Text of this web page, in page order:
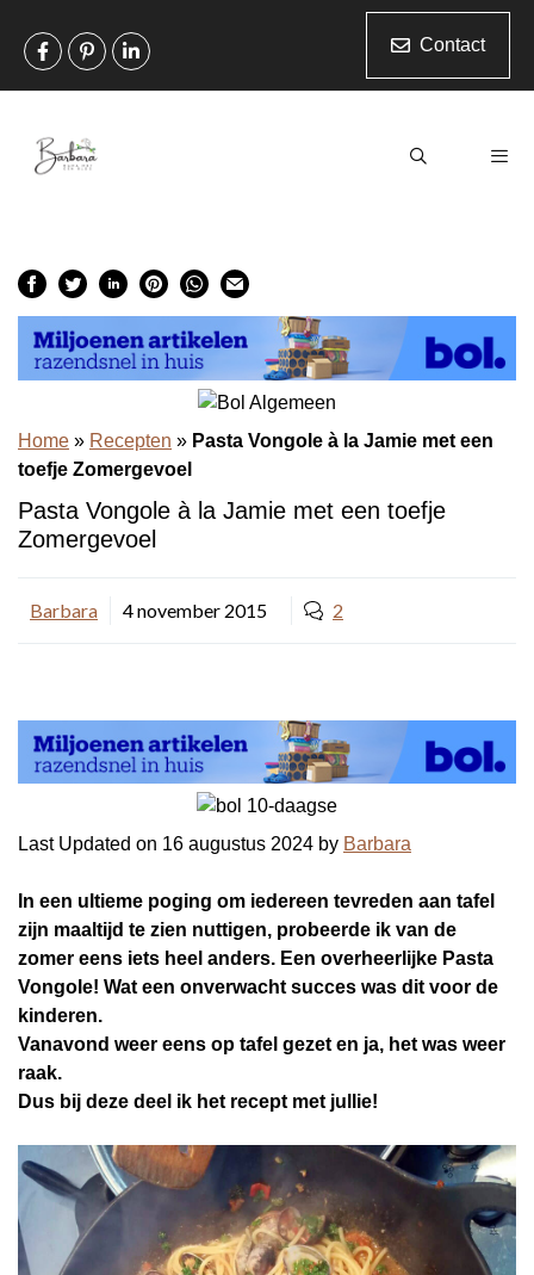
naar
Contact
Home » Recepten » Pasta Vongole à la Jamie met een
toefje Zomergevoel
Pasta Vongole à la Jamie met een toefje
Zomergevoel
Barbara 4 november 2015 2
Last Updated on 16 augustus 2024 by Barbara
In een ultieme poging om iedereen tevreden aan tafel
zijn maaltijd te zien nuttigen, probeerde ik van de
zomer eens iets heel anders. Een overheerlijke Pasta
Vongole! Wat een onverwacht succes was dit voor de
kinderen.
Vanavond weer eens op tafel gezet en ja, het was weer
raak.
Dus bij deze deel ik het recept met jullie!